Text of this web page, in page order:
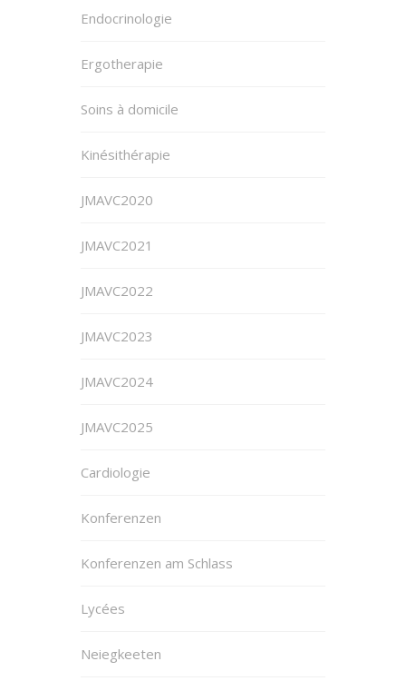
Endocrinologie
Ergotherapie
Soins à domicile
Kinésithérapie
JMAVC2020
JMAVC2021
JMAVC2022
JMAVC2023
JMAVC2024
JMAVC2025
Cardiologie
Konferenzen
Konferenzen am Schlass
Lycées
Neiegkeeten